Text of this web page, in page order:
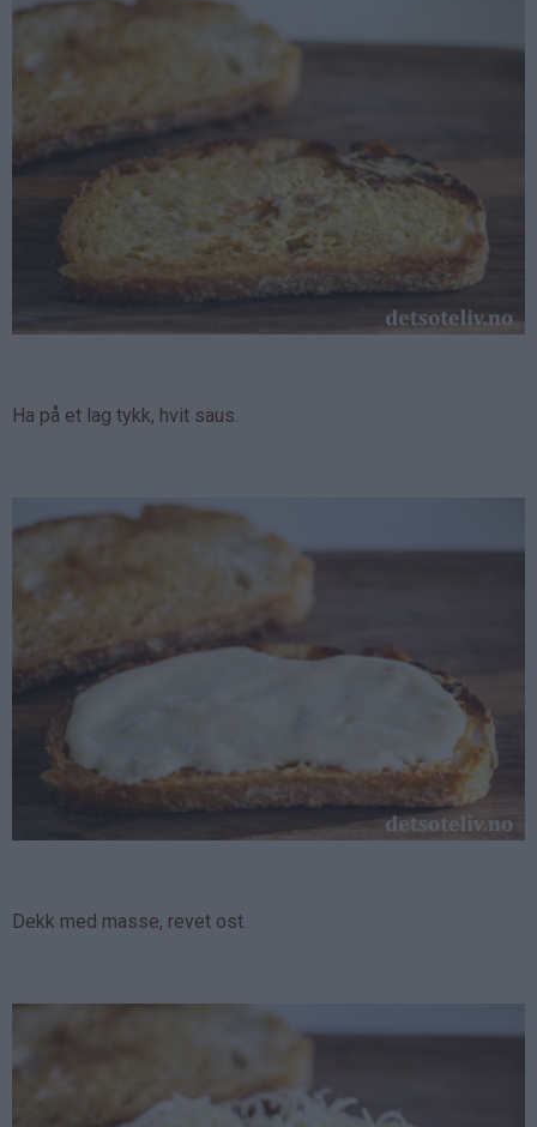
Ha på et lag tykk, hvit saus.
Dekk med masse, revet ost.